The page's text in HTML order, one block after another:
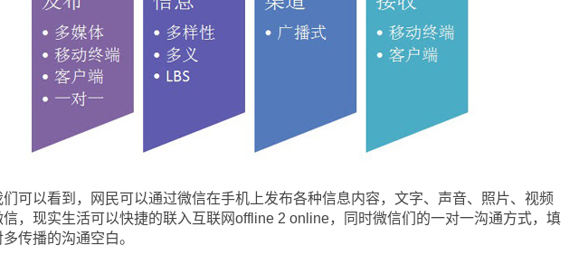
以看到，网民可以通过微信在手机上发布各种信息内容，文字、声音、照片、视频
，现实生活可以快捷的联入互联网offline 2 online，同时微信们的一对一沟通方式，填
传播的沟通空白。